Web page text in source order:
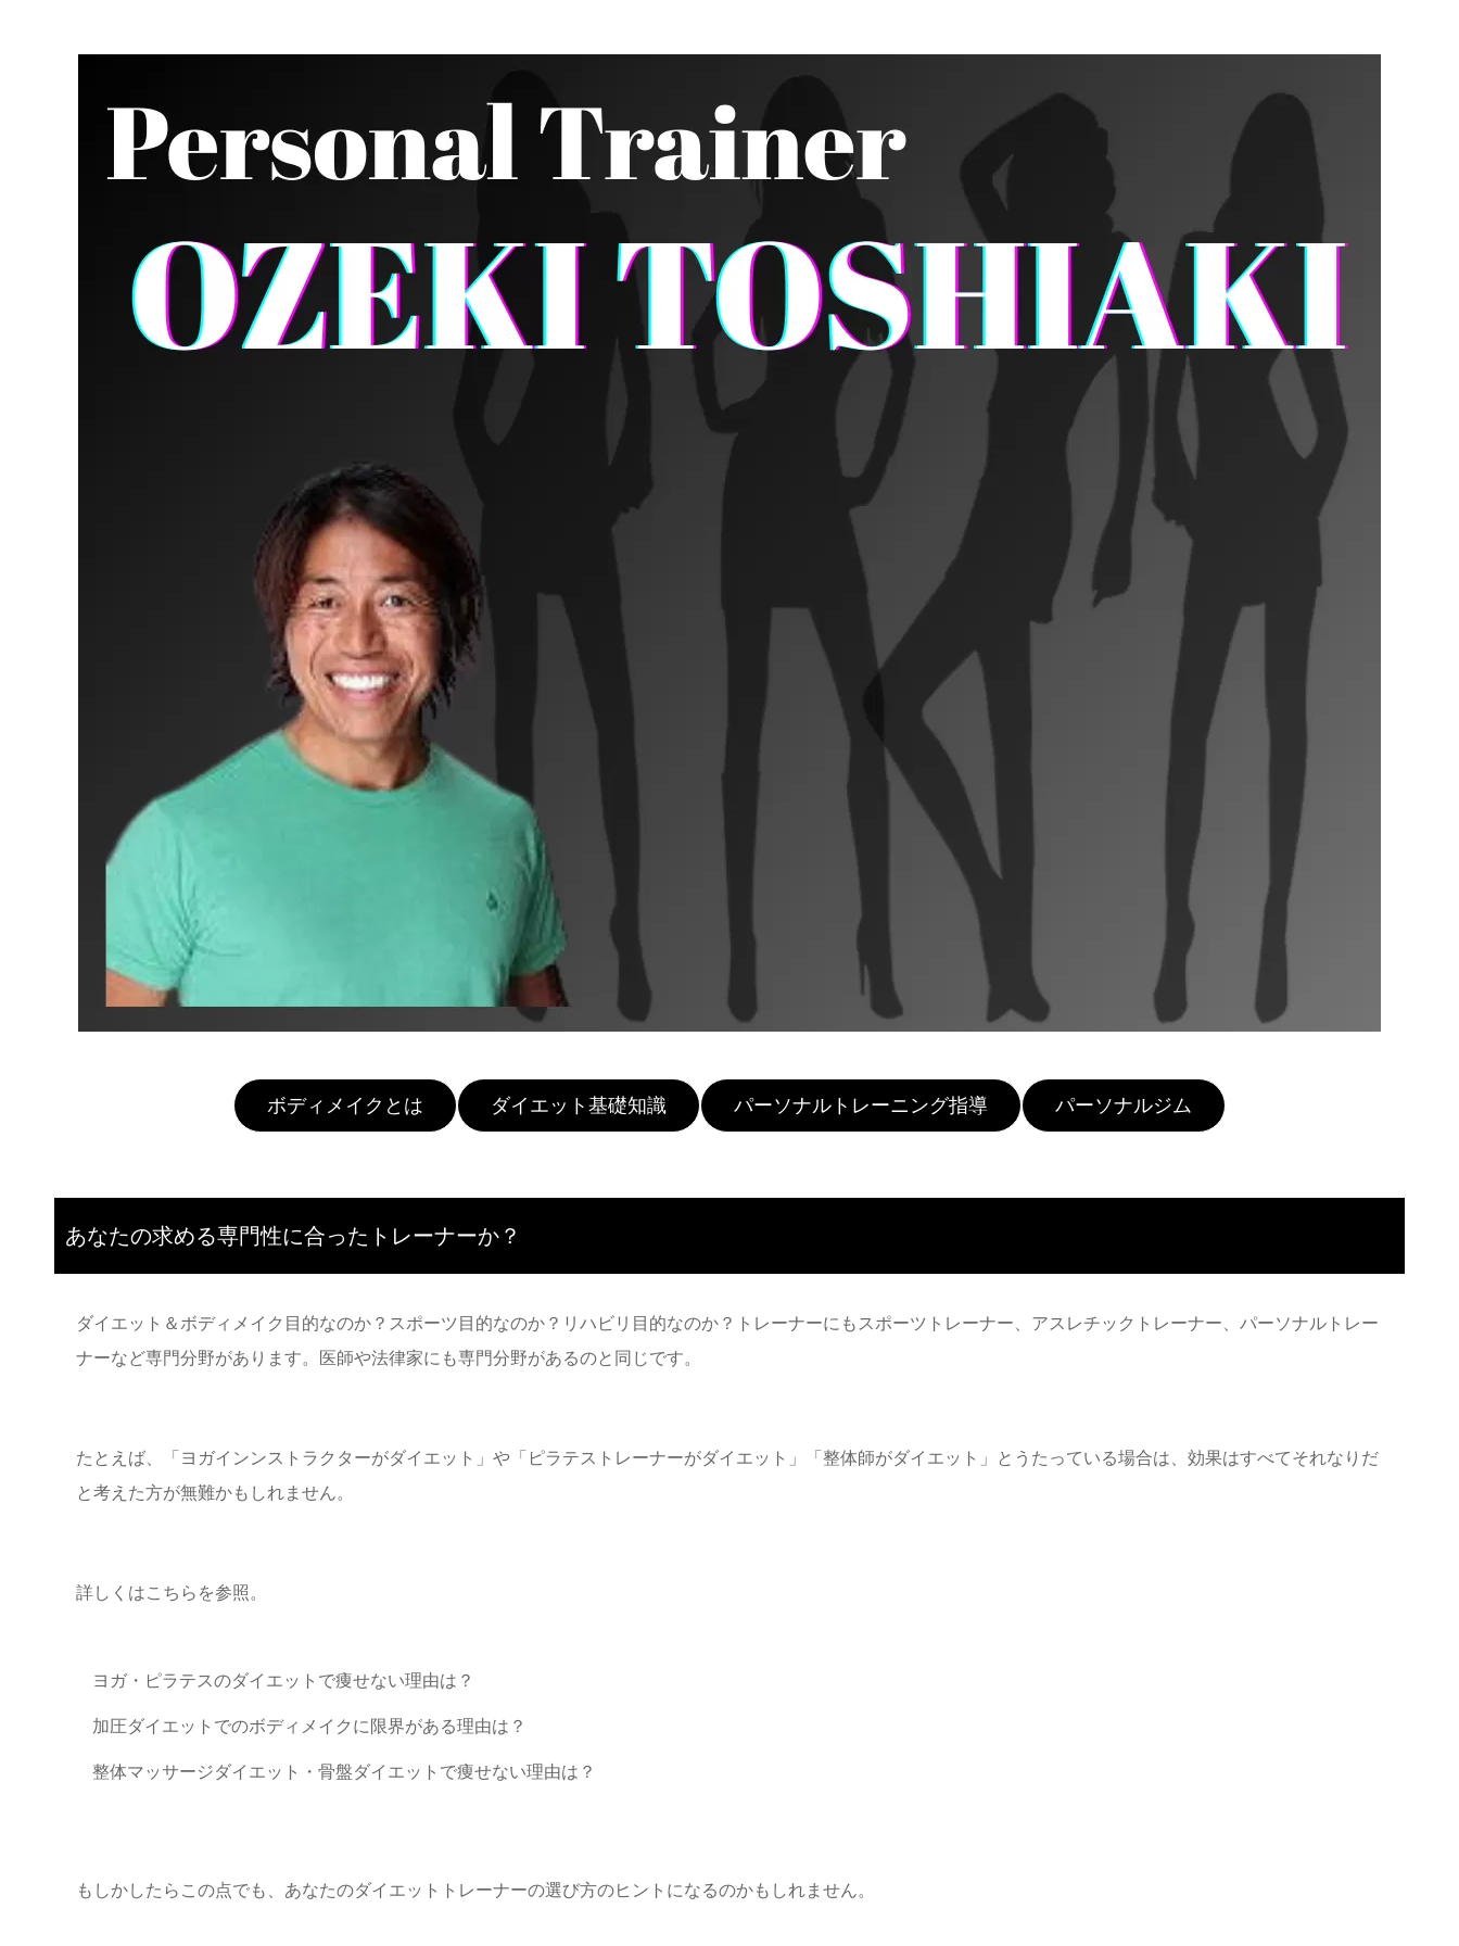
ボディメイクとは ダイエット基礎知識 パーソナルトレーニング指導 パーソナルジム
あなたの求める専門性に合ったトレーナーか？
ダイエット ＆ ボディメイク 目的なのか？スポーツ目的なのか？リハビリ目的なのか？ トレーナーにもスポーツトレーナー、アスレチックトレーナー、パーソナルトレー
ナーなど専門分野があります。医師や法律家にも専門分野があるのと同じです。
たとえば、「ヨガインンストラクターがダイエット」や「ピラテストレーナーがダイエット」「整体師がダイエット」とうたっている場合は、効果はすべてそれなりだ
と考えた方が無難かもしれません。
詳しくはこちらを参照。
ヨガ・ピラテスのダイエットで痩せない理由は？
加圧ダイエットでのボディメイクに限界がある理由は？
整体マッサージダイエット・骨盤ダイエットで痩せない理由は？
もしかしたらこの点でも、あなたのダイエットトレーナーの選び方のヒントになるのかもしれません。